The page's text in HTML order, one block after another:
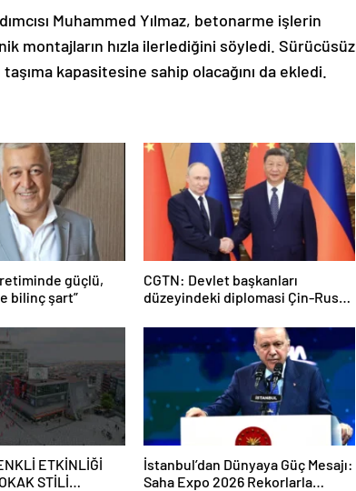
Muhammed Yılmaz, betonarme işlerin
montajların hızla ilerlediğini söyledi. Sürücüsüz
kapasitesine sahip olacağını da ekledi.
güçlü,
bilinç şart”
CGTN: Devlet başkanları
düzeyindeki diplomasi Çin-Rusya
güçlendiriyor
ETKİNLİĞİ
STİLİ
İstanbul’dan Dünyaya Güç Mesajı:
Saha Expo 2026 Rekorlarla